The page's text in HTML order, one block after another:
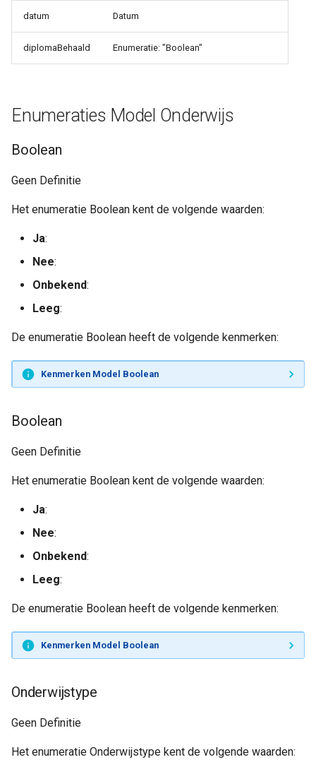
datum Datum
diplomaBehaald Enumeratie: "Boolean"
Enumeraties Model Onderwijs
Boolean
Geen Definitie
Het enumeratie Boolean kent de volgende waarden:
Ja:
Nee:
Onbekend:
Leeg:
De enumeratie Boolean heeft de volgende kenmerken:
Kenmerken Model Boolean
Boolean
Geen Definitie
Het enumeratie Boolean kent de volgende waarden:
Ja:
Nee:
Onbekend:
Leeg:
De enumeratie Boolean heeft de volgende kenmerken:
Kenmerken Model Boolean
Onderwijstype
Geen Definitie
Het enumeratie Onderwijstype kent de volgende waarden: